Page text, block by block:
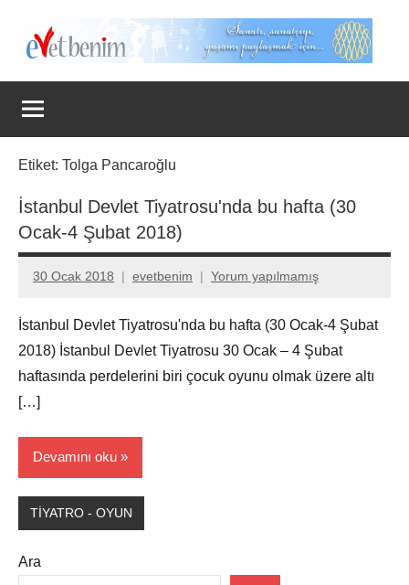
Evet
Benim
Etiket: Tolga Pancaroğlu
İstanbul Devlet Tiyatrosu'nda bu hafta (30
Ocak-4 Şubat 2018)
30 Ocak 2018 evetbenim Yorum yapılmamış
İstanbul Devlet Tiyatrosu'nda bu hafta (30 Ocak-4 Şubat
2018) İstanbul Devlet Tiyatrosu 30 Ocak – 4 Şubat
haftasında perdelerini biri çocuk oyunu olmak üzere altı
[…]
Devamını oku
TİYATRO - OYUN
Ara